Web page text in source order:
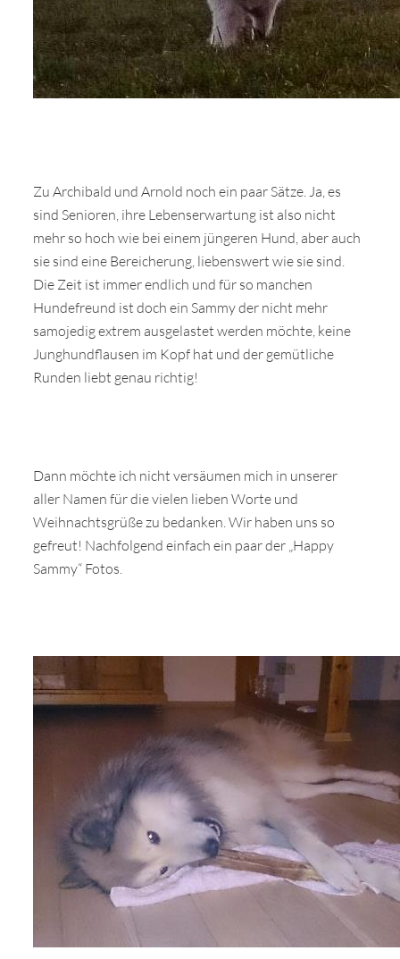
Zu Archibald und Arnold noch ein paar Sätze. Ja, es
sind Senioren, ihre Lebenserwartung ist also nicht
mehr so hoch wie bei einem jüngeren Hund, aber auch
sie sind eine Bereicherung, liebenswert wie sie sind.
Die Zeit ist immer endlich und für so manchen
Hundefreund ist doch ein Sammy der nicht mehr
samojedig extrem ausgelastet werden möchte, keine
Junghundflausen im Kopf hat und der gemütliche
Runden liebt genau richtig!
Dann möchte ich nicht versäumen mich in unserer
aller Namen für die vielen lieben Worte und
Weihnachtsgrüße zu bedanken. Wir haben uns so
gefreut! Nachfolgend einfach ein paar der „Happy
Sammy“ Fotos.